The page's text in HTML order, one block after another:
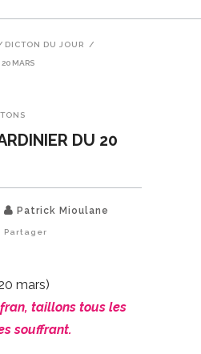
DICTON DU JOUR /
MARS
DU 20
Patrick Mioulane
Partager
mars)
taillons tous les
souffrant.